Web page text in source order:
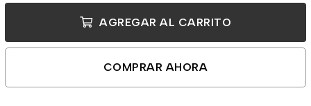
AGREGAR AL CARRITO
COMPRAR AHORA